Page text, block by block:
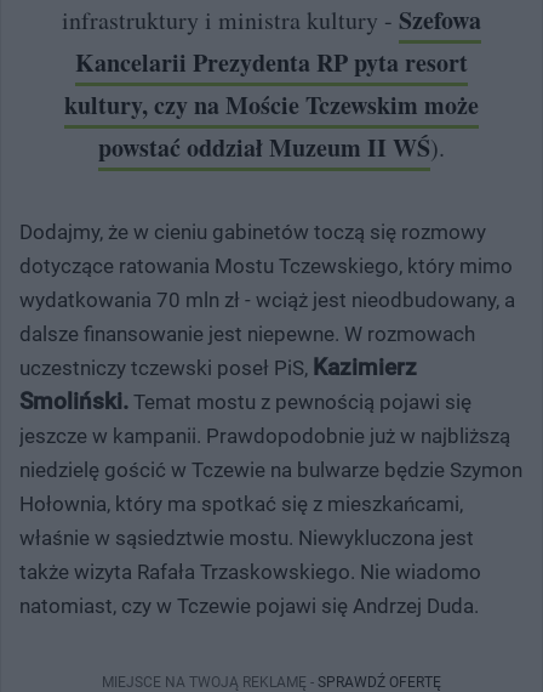
infrastruktury i ministra kultury - Szefowa
Kancelarii Prezydenta RP pyta resort
kultury, czy na Moście Tczewskim może
powstać oddział Muzeum II WŚ).
Dodajmy, że w cieniu gabinetów toczą się rozmowy
dotyczące ratowania Mostu Tczewskiego, który mimo
wydatkowania 70 mln zł - wciąż jest nieodbudowany, a
dalsze finansowanie jest niepewne. W rozmowach
uczestniczy tczewski poseł PiS, Kazimierz
Smoliński. Temat mostu z pewnością pojawi się
jeszcze w kampanii. Prawdopodobnie już w najbliższą
niedzielę gościć w Tczewie na bulwarze będzie Szymon
Hołownia, który ma spotkać się z mieszkańcami,
właśnie w sąsiedztwie mostu. Niewykluczona jest
także wizyta Rafała Trzaskowskiego. Nie wiadomo
natomiast, czy w Tczewie pojawi się Andrzej Duda.
MIEJSCE NA TWOJĄ REKLAMĘ - SPRAWDŹ OFERTĘ